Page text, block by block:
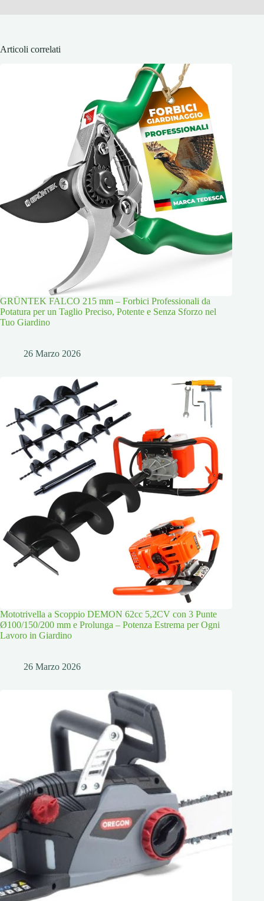
Articoli correlati
GRÜNTEK FALCO 215 mm – Forbici Professionali da
Potatura per un Taglio Preciso, Potente e Senza Sforzo nel
Tuo Giardino
26 Marzo 2026
Mototrivella a Scoppio DEMON 62cc 5,2CV con 3 Punte
Ø100/150/200 mm e Prolunga – Potenza Estrema per Ogni
Lavoro in Giardino
26 Marzo 2026